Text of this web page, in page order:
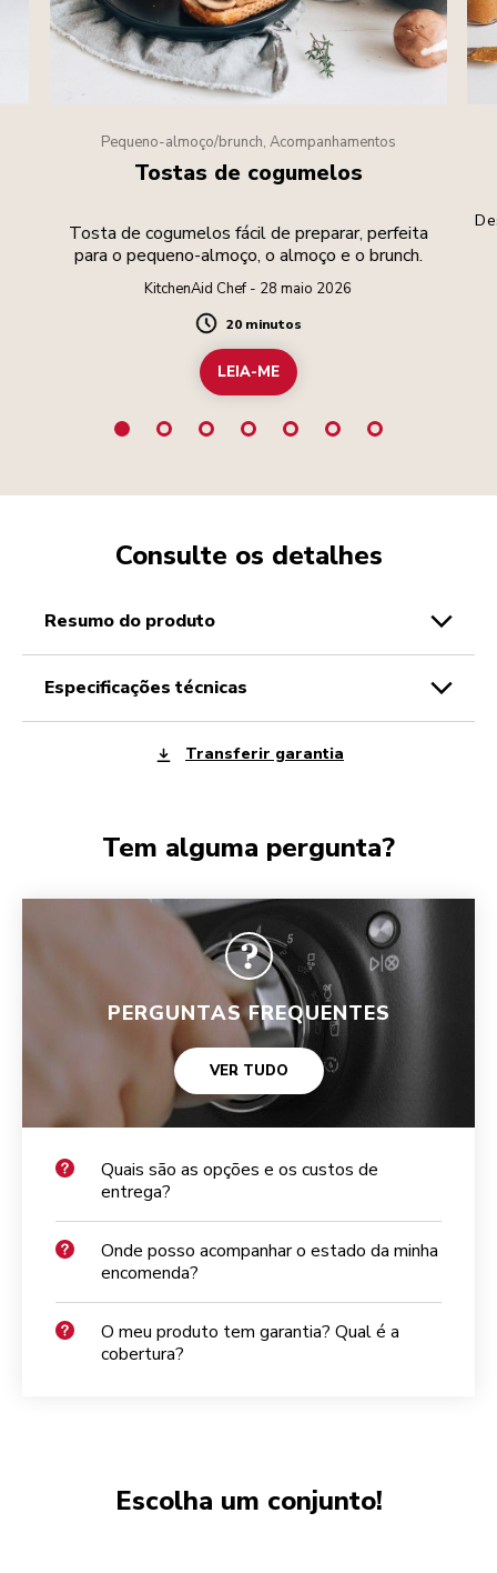
Pequeno-almoço/brunch, Acompanhamentos
Tostas de cogumelos
Tosta de cogumelos fácil de preparar, perfeita
para o pequeno-almoço, o almoço e o brunch.
KitchenAid Chef - 28 maio 2026
Duration
20 minutos
LEIA-ME
Consulte os detalhes
resumo do produto
especificações técnicas
Transferir garantia
Tem alguma pergunta?
PERGUNTAS FREQUENTES
VER TUDO
Quais são as opções e os custos de
entrega?
Onde posso acompanhar o estado da minha
encomenda?
O meu produto tem garantia? Qual é a
cobertura?
Escolha um conjunto!